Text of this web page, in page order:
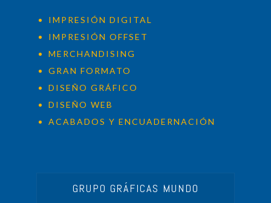
IMPRESIÓN DIGITAL
IMPRESIÓN OFFSET
MERCHANDISING
GRAN FORMATO
DISEÑO GRÁFICO
DISEÑO WEB
ACABADOS Y ENCUADERNACIÓN
GRUPO GRÁFICAS MUNDO